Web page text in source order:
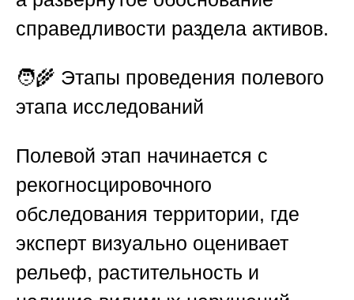
справедливости раздела активов.
🧑‍🌾 Этапы проведения полевого
этапа исследований
Полевой этап начинается с
рекогносцировочного
обследования территории, где
эксперт визуально оценивает
рельеф, растительность и